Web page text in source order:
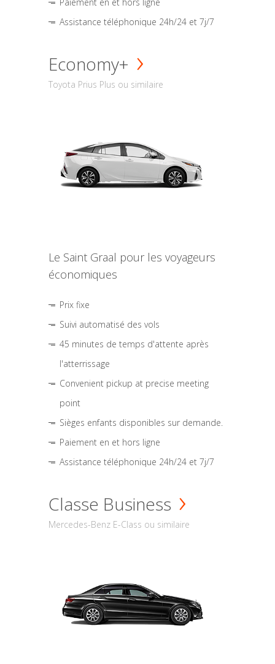
Assistance téléphonique 24h/24 et 7j/7
Economy+
Toyota Prius Plus ou similaire
Le Saint Graal pour les voyageurs
économiques
Prix fixe
Suivi automatisé des vols
45 minutes de temps d'attente après
l'atterrissage
Convenient pickup at precise meeting
point
Sièges enfants disponibles sur demande.
Paiement en et hors ligne
Assistance téléphonique 24h/24 et 7j/7
Classe Business
Mercedes-Benz E-Class ou similaire